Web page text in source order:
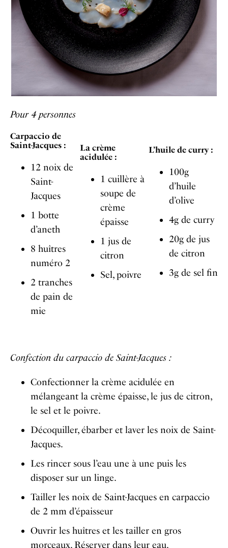
Pour 4 personnes
Carpaccio de
Saint-Jacques :
12 noix de
Saint-
Jacques
1 botte
d’aneth
8 huîtres
numéro 2
2 tranches
de pain de
mie
La crème
acidulée :
1 cuillère à
soupe de
crème
épaisse
1 jus de
citron
Sel, poivre
L’huile de curry :
100g
d’huile
d’olive
4g de curry
20g de jus
de citron
3g de sel fin
Confection du carpaccio de Saint-Jacques :
Confectionner la crème acidulée en
mélangeant la crème épaisse, le jus de citron,
le sel et le poivre.
Décoquiller, ébarber et laver les noix de Saint-
Jacques.
Les rincer sous l’eau une à une puis les
disposer sur un linge.
Tailler les noix de Saint-Jacques en carpaccio
de 2 mm d’épaisseur
Ouvrir les huîtres et les tailler en gros
morceaux. Réserver dans leur eau.